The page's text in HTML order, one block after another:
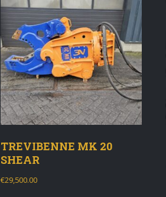
TREVIBENNE MK 20
SHEAR
€29,500.00